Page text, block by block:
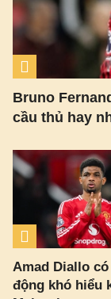
Bruno
cầu thủ hay
Amad Diallo
động khó hiểu